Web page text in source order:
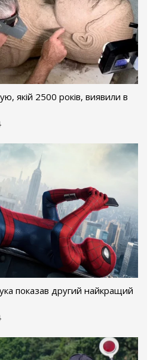
якій 2500 років, виявили в
показав другий найкращий